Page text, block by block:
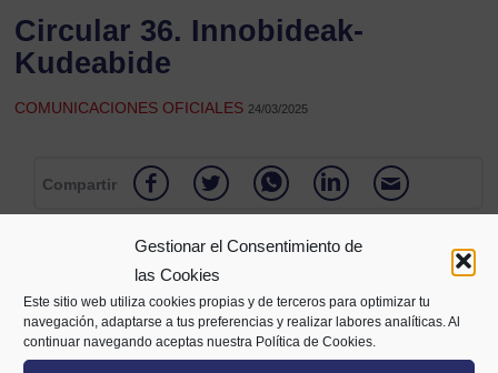
Gestionar el Consentimiento de
las Cookies
Este sitio web utiliza cookies propias y de terceros para optimizar tu
navegación, adaptarse a tus preferencias y realizar labores analíticas. Al
continuar navegando aceptas nuestra Política de Cookies.
Circular 36. Innobideak-
Kudeabide
COMUNICACIONES OFICIALES 24/03/2025
Compartir